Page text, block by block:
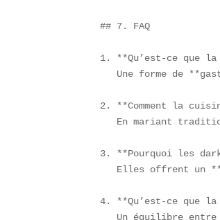
## 7. FAQ
1. **Qu’est-ce que
Une forme de
2. **Comment la
En mariant
3. **Pourquoi les
Elles offrent un
4. **Qu’est-ce que
Un équilibre